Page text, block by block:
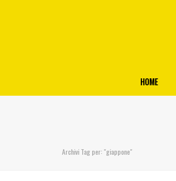
HOME
Archivi Tag per: "giappone"